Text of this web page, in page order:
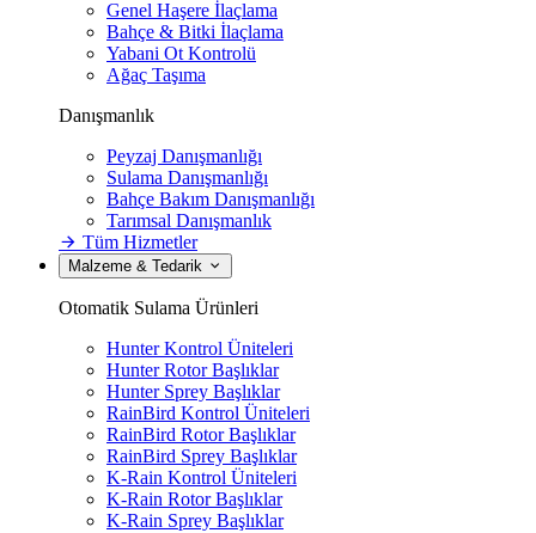
Genel Haşere İlaçlama
Bahçe & Bitki İlaçlama
Yabani Ot Kontrolü
Ağaç Taşıma
Danışmanlık
Peyzaj Danışmanlığı
Sulama Danışmanlığı
Bahçe Bakım Danışmanlığı
Tarımsal Danışmanlık
Tüm Hizmetler
Malzeme & Tedarik
Otomatik Sulama Ürünleri
Hunter Kontrol Üniteleri
Hunter Rotor Başlıklar
Hunter Sprey Başlıklar
RainBird Kontrol Üniteleri
RainBird Rotor Başlıklar
RainBird Sprey Başlıklar
K-Rain Kontrol Üniteleri
K-Rain Rotor Başlıklar
K-Rain Sprey Başlıklar